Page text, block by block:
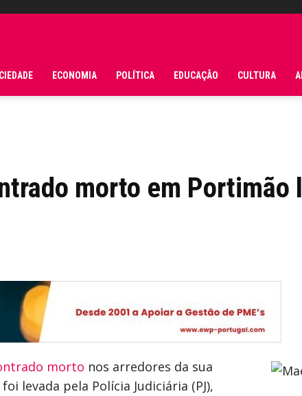
ECONOMIA POLÍTICA EDUCAÇÃO CULTURA
morto em Portimão
morto nos arredores da sua
levada pela Polícia Judiciária (PJ),